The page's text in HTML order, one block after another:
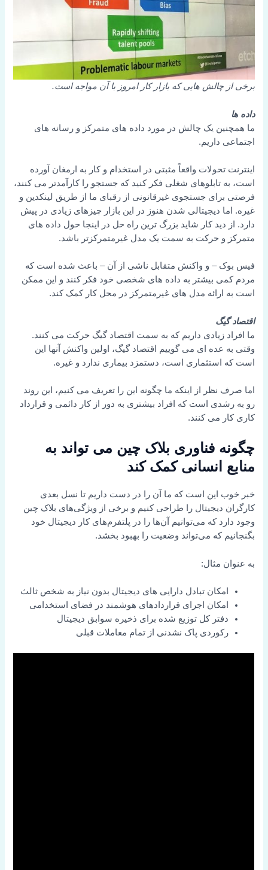
برخی از چالش هایی که بازار کار امروز با آن مواجه است.
داده ها
ما همچنین یک چالش در مورد داده های متمرکز و رسانه های
اجتماعی داریم.
اینترنت تحولات واقعاً مثبتی در استخدام و کار به ارمغان آورده
است، به تابلوهای شغلی فکر کنید که جستجو را کارآمدتر می کنند،
فرصتی برای جستجوی غیرقانونی از رقبای ما از طریق لینکدین و
غیره. اما دیجیتالی شدن هنوز در این بازار چیزهای زیادی در پیش
دارد. از دید کار شاید بزرگ ترین راه حل در اینجا حول داده های
متمرکز و حرکت به سمت یک مدل غیرمتمرکزتر باشد.
فیس بوک – و واکنش متقابل ناشی از آن – باعث شده است که
مردم کمی بیشتر به داده های شخصی خود فکر کنند و این ممکن
است به ارائه مدل های غیرمتمرکز در محل کار کمک کند.
اقتصاد گیگ
ما افراد زیادی داریم که به سمت اقتصاد گیگ حرکت می کنند.
وقتی به عده ای می گوییم اقتصاد گیگ، اولین واکنش آنها این
است که استثماری است، دستمزد بیماری ندارد و غیره.
اما صرف نظر از اینکه ما چگونه این را تعریف می کنیم، این روند
رو به رشدی است که افراد بیشتری به دور از کار دائمی و قرارداد
کاری کار می کنند.
چگونه فناوری بلاک چین می تواند به
منابع انسانی کمک کند
خبر خوب این است که ما آن را در دست داریم تا نسل بعدی
کارگران دیجیتال را طراحی کنیم و برخی از ویژگی‌های بلاک چین
وجود دارد که می‌توانیم آن‌ها را در پلتفرم‌های کار دیجیتال خود
بگنجانیم که می‌تواند وضعیت را بهبود بخشد.
به عنوان مثال:
امکان تبادل دارایی های دیجیتال بدون نیاز به شخص ثالث
امکان اجرای قراردادهای هوشمند در فضای استخدامی
دفتر کل توزیع شده برای ذخیره سوابق دیجیتال
رکوردی پاک نشدنی از تمام معاملات قبلی